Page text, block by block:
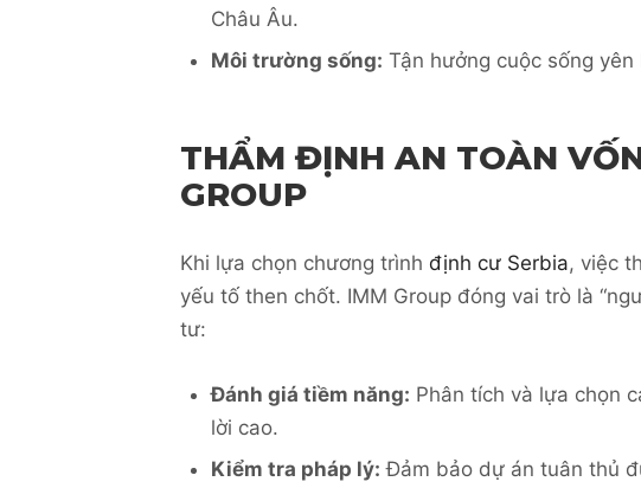
Châu Âu.
Môi trường sống: Tận hưởng cuộc sống
THẨM ĐỊNH AN TOÀN
GROUP
Khi lựa chọn chương trình định cư Serbia, việc
yếu tố then chốt. IMM Group đóng vai trò là
tư:
Đánh giá tiềm năng: Phân tích và lựa chọn
lời cao.
Kiểm tra pháp lý: Đảm bảo dự án tuân thủ